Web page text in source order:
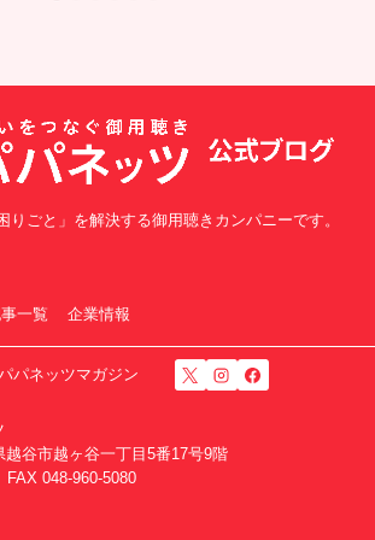
りごと」を解決する御用聴きカンパニーです。
一覧 企業情報
パネッツマガジン
谷市越ヶ谷一丁目5番17号9階
048-960-5080